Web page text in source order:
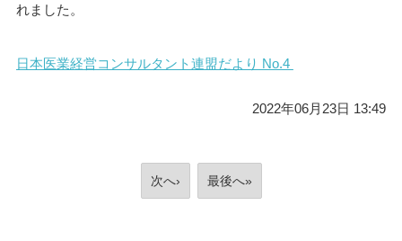
れました。
日本医業経営コンサルタント連盟だより No.4
2022年06月23日 13:49
次へ› 最後へ»